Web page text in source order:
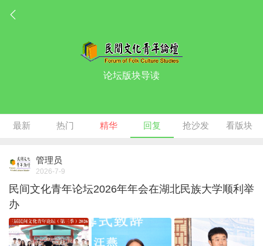
论坛版块导读
最新 热门 精华 回复 抢沙发 看版块
管理员
2026-7-9
民间文化青年论坛2026年年会在湖北民族大学顺利举
办